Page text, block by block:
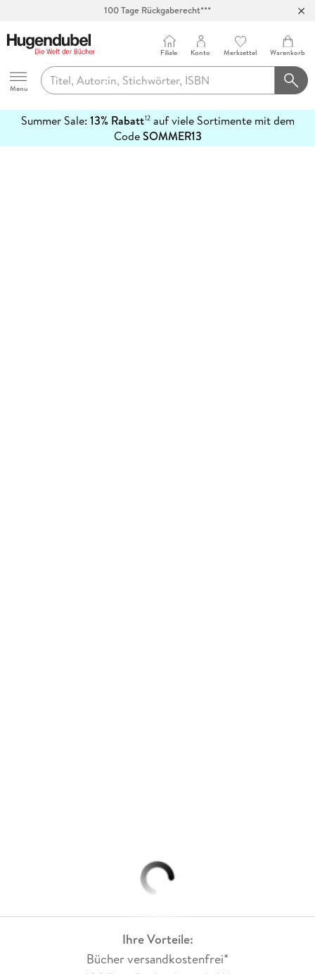
100 Tage Rückgaberecht***
Hugendubel
Menu
Filiale Konto Merkzettel Warenkorb
Summer Sale: 13% Rabatt12auf viele Sortimente mit dem
CodeSOMMER13
erfahren
Ihre Vorteile:
Bücher versandkostenfrei*